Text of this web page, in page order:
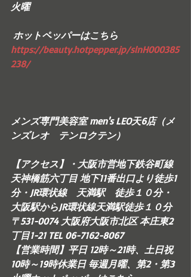
火曜
ホットペッパーはこちら
https://beauty.hotpepper.jp/slnH000385
238/
メンズ専門美容室 men's LEO天6店（メ
ンズレオ　テンロクテン）
【アクセス】・大阪市営地下鉄谷町線
天神橋筋六丁目 地下11番出口より徒歩1
分・JR環状線　天満駅　徒歩１０分・
大阪駅からJR環状線天満駅徒歩１０分
〒531-0074 大阪府大阪市北区 本庄東2
丁目1-21 TEL 06-7162-8067
【営業時間】平日 12時～21時、土日祝
10時～19時休業日 毎週月曜、第2・第3